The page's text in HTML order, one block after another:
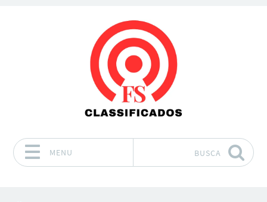
MENU BUSCA